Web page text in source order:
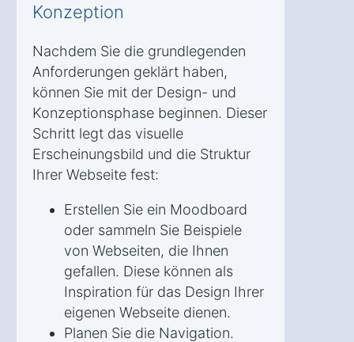
Konzeption
Nachdem Sie die grundlegenden
Anforderungen geklärt haben,
können Sie mit der Design- und
Konzeptionsphase beginnen. Dieser
Schritt legt das visuelle
Erscheinungsbild und die Struktur
Ihrer Webseite fest:
Erstellen Sie ein Moodboard
oder sammeln Sie Beispiele
von Webseiten, die Ihnen
gefallen. Diese können als
Inspiration für das Design Ihrer
eigenen Webseite dienen.
Planen Sie die Navigation.